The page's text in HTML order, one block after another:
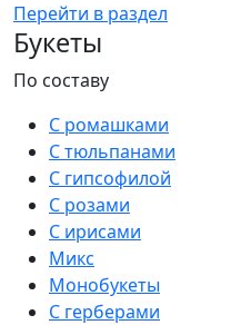
Перейти в раздел
Букеты
По составу
С ромашками
С тюльпанами
С гипсофилой
С розами
С ирисами
Микс
Монобукеты
С герберами